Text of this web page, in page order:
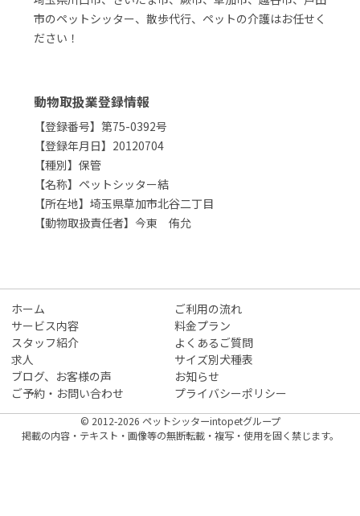
市のペットシッター、散歩代行、ペットの介護はお任せく
ださい！
動物取扱業登録情報
【登録番号】第75-0392号
【登録年月日】20120704
【種別】保管
【名称】ペットシッター結
【所在地】埼玉県草加市北谷二丁目
【動物取扱責任者】今東 侑允
ホーム
ご利用の流れ
サービス内容
料金プラン
スタッフ紹介
よくあるご質問
求人
サイズ別犬種表
ブログ、お客様の声
お知らせ
ご予約・お問い合わせ
プライバシーポリシー
© 2012-2026 ペットシッターintopetグループ
掲載の内容・テキスト・画像等の無断転載・複写・使用を固く禁じます。